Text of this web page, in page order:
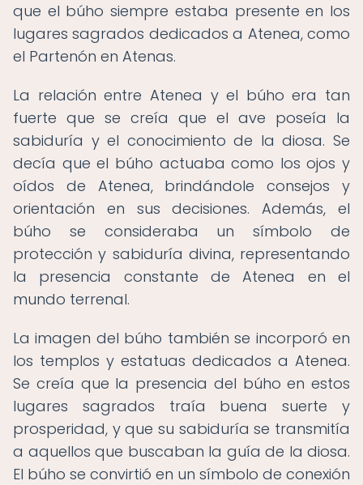
que el búho siempre estaba presente en los
lugares sagrados dedicados a Atenea, como
el Partenón en Atenas.
La relación entre Atenea y el búho era tan
fuerte que se creía que el ave poseía la
sabiduría y el conocimiento de la diosa. Se
decía que el búho actuaba como los ojos y
oídos de Atenea, brindándole consejos y
orientación en sus decisiones. Además, el
búho se consideraba un símbolo de
protección y sabiduría divina, representando
la presencia constante de Atenea en el
mundo terrenal.
La imagen del búho también se incorporó en
los templos y estatuas dedicados a Atenea.
Se creía que la presencia del búho en estos
lugares sagrados traía buena suerte y
prosperidad, y que su sabiduría se transmitía
a aquellos que buscaban la guía de la diosa.
El búho se convirtió en un símbolo de conexión